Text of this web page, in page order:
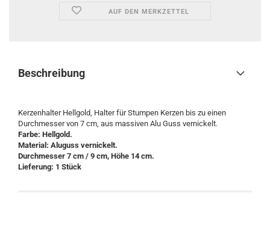
AUF DEN MERKZETTEL
Beschreibung
Kerzenhalter Hellgold, Halter für Stumpen Kerzen bis zu einen
Durchmesser von 7 cm, aus massiven Alu Guss vernickelt.
Farbe: Hellgold.
Material: Aluguss vernickelt.
Durchmesser 7 cm / 9 cm, Höhe 14 cm.
Lieferung: 1 Stück